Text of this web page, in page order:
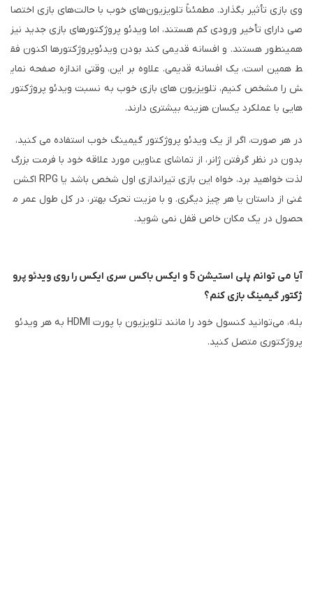
وی بازی تأثیر بگذارد. مطمئناً تلویزیون‌های خوب با حالت‌های بازی اختصا
صی دارای تأخیر ورودی کم هستند، اما ویدئو پروژکتورهای بازی جدید نیز
همینطور هستند. و افسانه قدیمی کند بودن ویدئوپروژکتورها اکنون فق
ط همین است، یک افسانه قدیمی. علاوه بر این، وقتی اندازه صفحه نمای
ش را مشخص کنیم، تلویزیون های بازی خوب به نسبت ویدئو پروژکتور
هایی با عملکرد یکسان هزینه بیشتری دارند.
در هر صورت، اگر از یک ویدئو پروژکتور گیمینگ خوب استفاده می کنید،
بدون در نظر گرفتن ژانر، از تماشای عناوین مورد علاقه خود با فرمت بزرگ
لذت خواهید برد، خواه این بازی تیراندازی اول شخص باشد یا RPG اکشن
غنی از داستان یا هر چیز دیگری. و با مزیت تحرک بهتر، در کل طول عمر م
حصول در یک مکان خاص قفل نمی شوید.
آیا می توانم پلی استیشن 5 و ایکس باکس سری ایکس را روی ویدئو پرو
ژکتور گیمینگ بازی کنم؟
بله، می‌توانید کنسول خود را مانند تلویزیون با پورت HDMI به هر ویدئو
پروژکتوری متصل کنید.